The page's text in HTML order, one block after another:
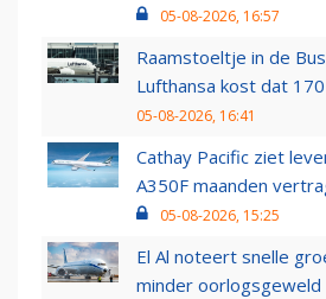
05-08-2026, 16:57
Raamstoeltje in de
Lufthansa kost dat
05-08-2026, 16:41
Cathay Pacific ziet
A350F maanden
05-08-2026, 15:25
El Al noteert snelle
minder oorlogsgeweld